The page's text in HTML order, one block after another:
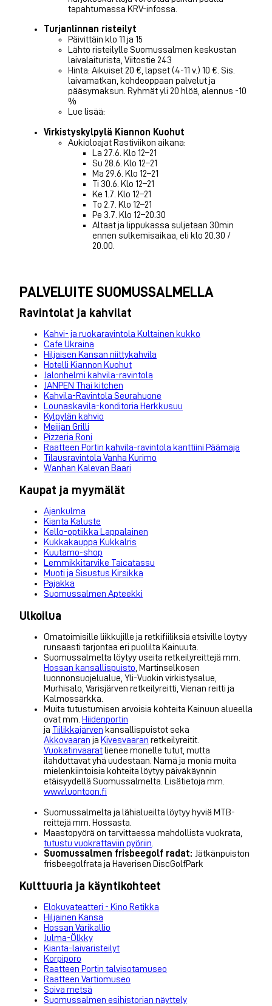
tapahtumassa KRV-infossa.
Turjanlinnan risteilyt
Päivittäin klo 11 ja 15
Lähtö risteilylle Suomussalmen keskustan
laivalaiturista, Viitostie 243
Hinta: Aikuiset 20 €, lapset (4-11 v.) 10 €. Sis.
laivamatkan, kohdeoppaan palvelut ja
pääsymaksun. Ryhmät yli 20 hlöä, alennus -10
%
Lue lisää:
Virkistyskylpylä Kiannon Kuohut
Aukioloajat Rastiviikon aikana:
La 27.6. Klo 12–21
Su 28.6. Klo 12–21
Ma 29.6. Klo 12–21
Ti 30.6. Klo 12–21
Ke 1.7. Klo 12–21
To 2.7. Klo 12–21
Pe 3.7. Klo 12–20.30
Altaat ja lippukassa suljetaan 30min
ennen sulkemisaikaa, eli klo 20.30 /
20.00.
PALVELUITE SUOMUSSALMELLA
Ravintolat ja kahvilat
Kahvi- ja ruokaravintola Kultainen kukko
Cafe Ukraina
Hiljaisen Kansan niittykahvila
Hotelli Kiannon Kuohut
Jalonhelmi kahvila-ravintola
JANPEN Thai kitchen
Kahvila-Ravintola Seurahuone
Lounaskavila-konditoria Herkkusuu
Kylpylän kahvio
Meijjän Grilli
Pizzeria Roni
Raatteen Portin kahvila-ravintola kanttiini Päämaja
Tilausravintola Vanha Kurimo
Wanhan Kalevan Baari
Kaupat ja myymälät
Ajankulma
Kianta Kaluste
Kello-optiikka Lappalainen
Kukkakauppa Kukkalris
Kuutamo-shop
Lemmikkitarvike Taicatassu
Muoti ja Sisustus Kirsikka
Pajakka
Suomussalmen Apteekki
Ulkoilua
Omatoimisille liikkujille ja retkifiiliksiä etsiville löytyy
runsaasti tarjontaa eri puolilta Kainuuta.
Suomussalmelta löytyy useita retkeilyreittejä mm.
Hossan kansallispuisto , Martinselkosen
luonnonsuojelualue, Yli-Vuokin virkistysalue,
Murhisalo, Varisjärven retkeilyreitti, Vienan reitti ja
Kalmossärkkä.
Muita tutustumisen arvoisia kohteita Kainuun alueella
ovat mm. Hiidenportin
ja Tiilikkajärven kansallispuistot sekä
Akkovaaran ja Kivesvaaran retkeilyreitit.
Vuokatinvaarat lienee monelle tutut, mutta
ilahduttavat yhä uudestaan. Nämä ja monia muita
mielenkiintoisia kohteita löytyy päiväkäynnin
etäisyydellä Suomussalmelta. Lisätietoja mm.
www.luontoon.fi
Suomussalmelta ja lähialueilta löytyy hyviä MTB-
reittejä mm. Hossasta.
Maastopyörä on tarvittaessa mahdollista vuokrata,
tutustu vuokrattaviin pyöriin
Suomussalmen frisbeegolf radat: Jätkänpuiston
frisbeegolfrata ja Haverisen DiscGolfPark
Kulttuuria ja käyntikohteet
Elokuvateatteri - Kino Retikka
Hiljainen Kansa
Hossan Värikallio
Julma-Ölkky
Kianta-laivaristeilyt
Korpiporo
Raatteen Portin talvisotamuseo
Raatteen Vartiomuseo
Soiva metsä
Suomussalmen esihistorian näyttely